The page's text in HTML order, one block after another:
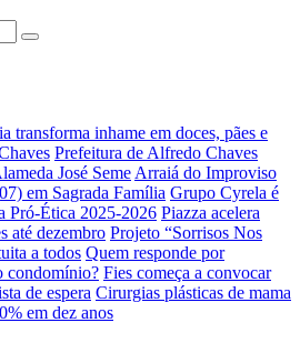
transforma inhame em doces, pães e
Prefeitura de Alfredo Chaves
José Seme Arraiá do Improviso
em Sagrada Família Grupo Cyrela é
Pró-Ética 2025-2026 Piazza acelera
até dezembro Projeto “Sorrisos Nos
a todos Quem responde por
condomínio? Fies começa a convocar
de espera Cirurgias plásticas de mama
em dez anos